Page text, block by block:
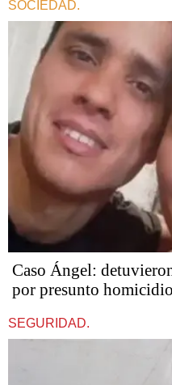
SOCIEDAD.
Caso Ángel:
por presunto
SEGURIDAD.